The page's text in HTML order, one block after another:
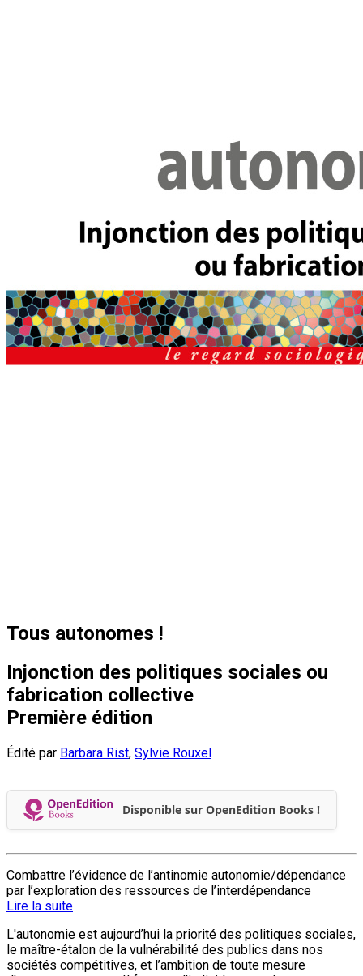
Tous autonomes !
Injonction des politiques sociales ou
fabrication collective
Première édition
Édité par Barbara Rist, Sylvie Rouxel
Disponible sur OpenEdition Books !
Combattre l’évidence de l’antinomie autonomie/dépendance
par l’exploration des ressources de l’interdépendance
Lire la suite
L'autonomie est aujourd’hui la priorité des politiques sociales,
le maître-étalon de la vulnérabilité des publics dans nos
sociétés compétitives, et l’ambition de toute mesure